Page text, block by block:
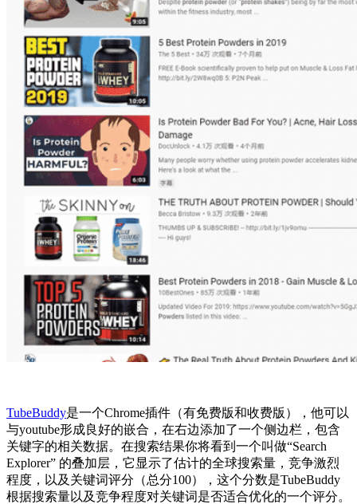
TubeBuddy是一个Chrome插件（有免费版和收费版），他可以
与youtube形成良好的嵌合，在右边添加了一个侧边栏，包含
关键字的相关数据。在搜索结果你将看到一个叫做“Search
Explorer” 的叠加层，它显示了估计的全球搜索量，竞争激烈
程度，以及关键词评分（总分100），这个分数是TubeBuddy
根据搜索量以及竞争程度对关键词是否适合优化的一个评分。